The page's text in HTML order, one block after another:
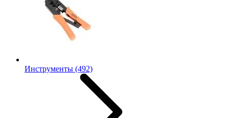
Инструменты (492)